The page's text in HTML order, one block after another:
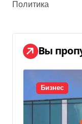
Политика
Вы
Бизнес